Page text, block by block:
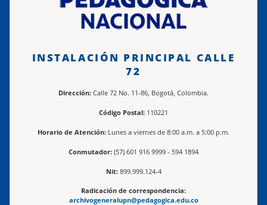
INSTALACIÓN PRINCIPAL CALLE
72
Dirección: Calle 72 No. 11-86, Bogotá, Colombia.
Código Postal: 110221
Horario de Atención: Lunes a viernes de 8:00 a.m. a 5:00 p.m.
Conmutador: (57) 601 916 9999 - 594 1894
Nit:899.999.124-4
Radicación de correspondencia:
archivogeneralupn@pedagogica.edu.co